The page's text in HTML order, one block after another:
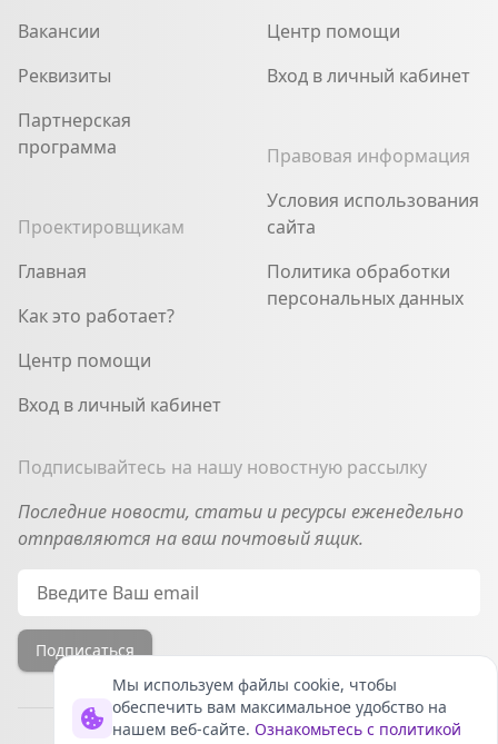
Вакансии
Реквизиты
Партнерская
программа
Проектировщикам
Главная
Как это работает?
Центр помощи
Вход в личный кабинет
Центр помощи
Вход в личный кабинет
Правовая информация
Условия использования
сайта
Политика обработки
персональных данных
Подписывайтесь на нашу новостную рассылку
Последние новости, статьи и ресурсы еженедельно
отправляются на ваш почтовый ящик.
Подписаться
Мы используем файлы cookie, чтобы
обеспечить вам максимальное удобство на
нашем веб-сайте. Ознакомьтесь с политикой